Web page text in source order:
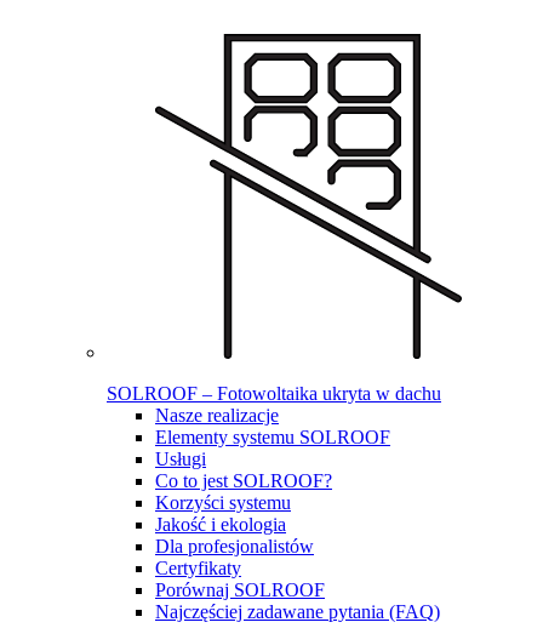
SOLROOF – Fotowoltaika ukryta w dachu
Nasze realizacje
Elementy systemu SOLROOF
Usługi
Co to jest SOLROOF?
Korzyści systemu
Jakość i ekologia
Dla profesjonalistów
Certyfikaty
Porównaj SOLROOF
Najczęściej zadawane pytania (FAQ)